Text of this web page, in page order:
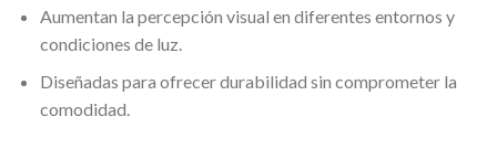
Aumentan la percepción visual en diferentes entornos y
condiciones de luz.
Diseñadas para ofrecer durabilidad sin comprometer la
comodidad.